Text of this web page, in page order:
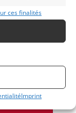
ces finalités
Imprint